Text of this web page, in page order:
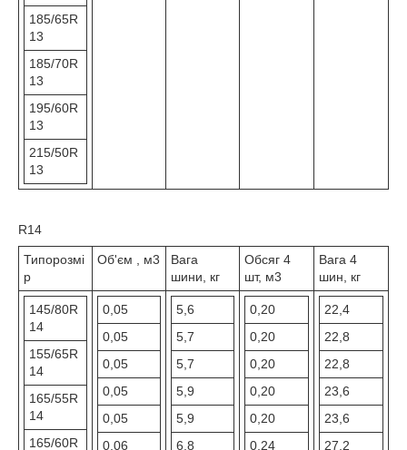
185/65R
13
185/70R
13
195/60R
13
215/50R
13
R14
Типорозмі
р
Об'єм , м3
Вага
шини, кг
Обсяг 4
шт, м3
Вага 4
шин, кг
145/80R
14
155/65R
14
165/55R
14
165/60R
0,05
0,05
0,05
0,05
0,05
0,06
5,6
5,7
5,7
5,9
5,9
6,8
0,20
0,20
0,20
0,20
0,20
0,24
22,4
22,8
22,8
23,6
23,6
27,2